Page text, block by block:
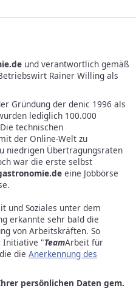
und verantwortlich gemäß
Rainer Willing als
Gründung der denic 1996 als
lediglich 100.000
technischen
der Online-Welt zu
niedrigen Übertragungsraten
war die erste selbst
eine Jobbörse
und Soziales unter dem
erkannte sehr bald die
von Arbeitskräften. So
Initiative "TeamArbeit für
die Anerkennung des
persönlichen Daten gem.